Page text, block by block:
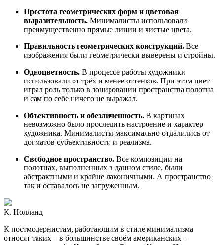
Простота геометрических форм и цветовая
выразительность. Минималисты использовали
преимущественно прямые линии и чистые цвета.
Правильность геометрических конструкций. Все
изображения были геометрически выверены и стройны.
Одноцветность. В процессе работы художники
использовали от трёх и менее оттенков. При этом цвет
играл роль только в зонировании пространства полотна
и сам по себе ничего не выражал.
Объективность и обезличенность. В картинах
невозможно было проследить настроение и характер
художника. Минималисты максимально отдалились от
догматов субъективности и реализма.
Свободное пространство. Все композиции на
полотнах, выполненных в данном стиле, были
абстрактными и крайне лаконичными. А пространство
так и оставалось не загруженным.
К. Нолланд
К постмодернистам, работающим в стиле минимализма
относят таких – в большинстве своём американских –